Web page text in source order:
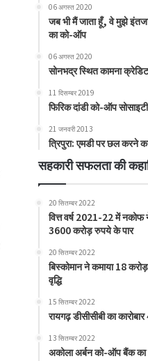
06 अगस्त 2020
जब भी मैं जाता हूँ, वे मुझे
का को-ऑप
06 अगस्त 2020
सोनभद्र स्थित कामना
11 दिसम्बर 2019
फिरिक दांडी को-ऑप
21 जनवरी 2013
त्रिपुरा: एमडी पर छल करने
सहकारी सफलता की
20 सितम्बर 2022
वित्त वर्ष 2021-22 में नकोफ
3600 करोड़ रुपये के पार
20 सितम्बर 2022
बिस्कोमान ने कमाया 18
वृद्धि
15 सितम्बर 2022
रायगढ़ डीसीसीबी का
13 सितम्बर 2022
अकोला अर्बन को-ऑप बैंक का